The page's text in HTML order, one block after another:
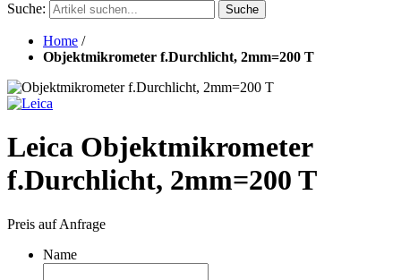
Suche: Suche
Home /
Objektmikrometer f.Durchlicht, 2mm=200 T
Leica Objektmikrometer
f.Durchlicht, 2mm=200 T
Preis auf Anfrage
Name